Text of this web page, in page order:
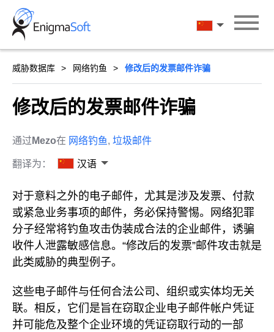
Skip
content
汉语
威胁数据库 网络钓鱼 修改后的发票邮件诈骗
修改后的发票邮件诈骗
通过 Mezo在 网络钓鱼, 垃圾邮件
翻译为： 汉语
对于意料之外的电子邮件，尤其是涉及发票、付款
或紧急业务事项的邮件，务必保持警惕。网络犯罪
分子经常将钓鱼攻击伪装成合法的企业邮件，诱骗
收件人泄露敏感信息。“修改后的发票”邮件攻击就是
此类威胁的典型例子。
这些电子邮件与任何合法公司、组织或实体均无关
联。相反，它们是旨在窃取企业电子邮件帐户凭证
并可能危及整个企业环境的凭证窃取行动的一部